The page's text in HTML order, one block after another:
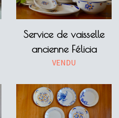
Service de vaisselle
ancienne Félicia
VENDU